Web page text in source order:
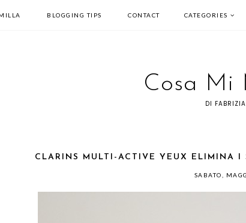
BLOGGING TIPS CONTACT CATEGORIES
Cosa Mi
DI
CLARINS MULTI-ACTIVE YEUX ELIMINA I
SABATO,